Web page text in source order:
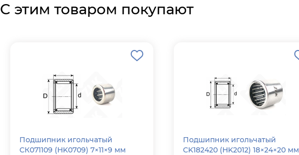
С этим товаром покупают
Подшипник игольчатый
СК071109 (HK0709) 7×11×9 мм
Подшипник игольчатый
CK182420 (HK2012) 18×24×20 мм